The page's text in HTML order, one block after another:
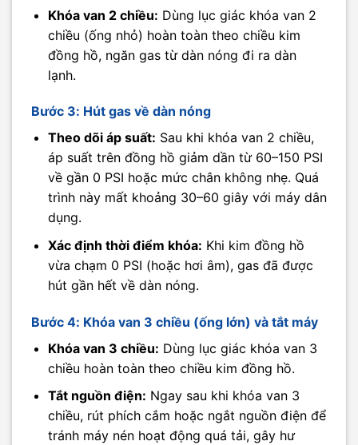
Khóa van 2 chiều: Dùng lục giác khóa van 2
chiều (ống nhỏ) hoàn toàn theo chiều kim
đồng hồ, ngăn gas từ dàn nóng đi ra dàn
lạnh.
Bước 3: Hút gas về dàn nóng
Theo dõi áp suất: Sau khi khóa van 2 chiều,
áp suất trên đồng hồ giảm dần từ 60–150 PSI
về gần 0 PSI hoặc mức chân không nhẹ. Quá
trình này mất khoảng 30–60 giây với máy dân
dụng.
Xác định thời điểm khóa: Khi kim đồng hồ
vừa chạm 0 PSI (hoặc hơi âm), gas đã được
hút gần hết về dàn nóng.
Bước 4: Khóa van 3 chiều (ống lớn) và tắt máy
Khóa van 3 chiều: Dùng lục giác khóa van 3
chiều hoàn toàn theo chiều kim đồng hồ.
Tắt nguồn điện: Ngay sau khi khóa van 3
chiều, rút phích cắm hoặc ngắt nguồn điện để
tránh máy nén hoạt động quá tải, gây hư